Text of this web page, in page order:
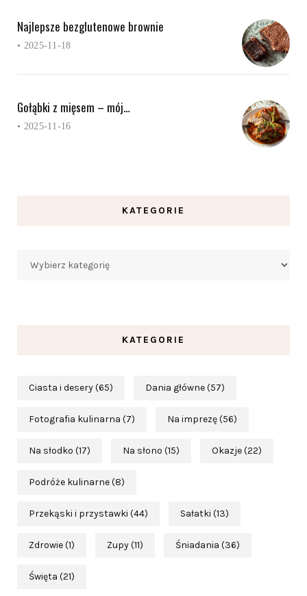
Najlepsze bezglutenowe brownie
• 2025-11-18
Gołąbki z mięsem – mój…
• 2025-11-16
KATEGORIE
KATEGORIE
Ciasta i desery(65) Dania główne(57)
Fotografia kulinarna (7) Na imprezę(56)
Na słodko (17) Na słono (15) Okazje(22)
Podróże kulinarne(8)
Przekąski i przystawki (44) Sałatki (13)
Zdrowie(1) Zupy(11) Śniadania (36)
Święta (21)